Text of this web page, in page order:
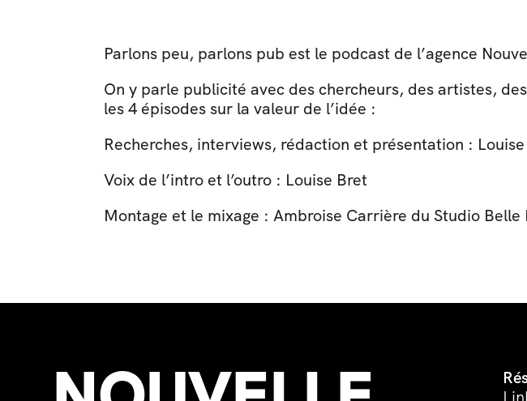
Parlons peu, parlons pub est le podcast de l’agence
On y parle publicité avec des chercheurs, des artistes,
les 4 épisodes sur la valeur de l’idée :
Recherches, interviews, rédaction et présentation :
Voix de l’intro et l’outro : Louise Bret
Montage et le mixage : Ambroise Carrière du Studio Belle